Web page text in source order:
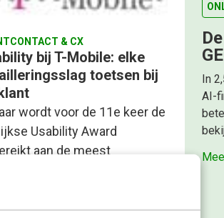
& CX
bij T-Mobile: elke
toetsen bij
wordt voor de 11e keer de
Usability Award
aan de meest
week…
In
AI-